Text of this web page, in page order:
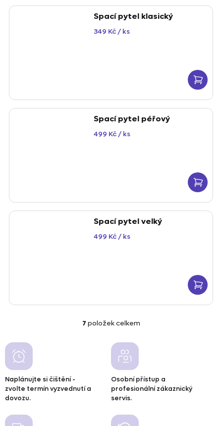
Spací pytel klasický
349 Kč/ ks
Spací pytel péřový
499 Kč/ ks
Spací pytel velký
499 Kč/ ks
O
l
á
d
a
c
p
7 položek celkem
Naplánujte si čištění -
zvolte termín vyzvednutí a
dovozu.
Osobní přístup a
profesionální zákaznický
servis.